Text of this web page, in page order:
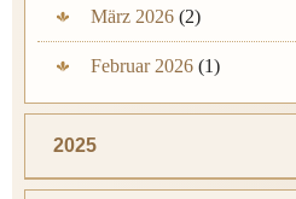
März 2026 (2)
Februar 2026 (1)
2025